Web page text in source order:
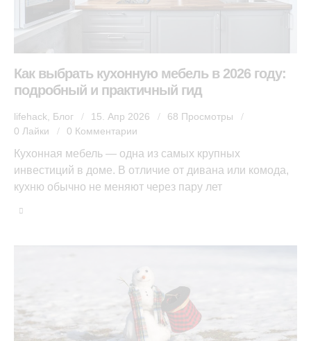
Как выбрать кухонную мебель в 2026 году:
подробный и практичный гид
lifehack, Блог 15. Апр 2026 68 Просмотры
0 Лайки 0 Комментарии
Кухонная мебель — одна из самых крупных
инвестиций в доме. В отличие от дивана или комода,
кухню обычно не меняют через пару лет